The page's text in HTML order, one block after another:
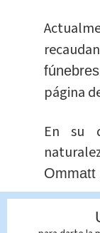
fúnebres
página
En su
Ommatt
El